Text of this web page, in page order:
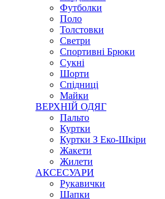
Футболки
Поло
Толстовки
Светри
Спортивні Брюки
Сукні
Шорти
Спідниці
Майки
ВЕРХНІЙ ОДЯГ
Пальто
Куртки
Куртки З Еко-Шкіри
Жакети
Жилети
АКСЕСУАРИ
Рукавички
Шапки